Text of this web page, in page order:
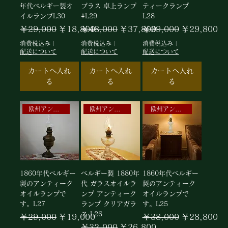
年代ベルギー製オ
イルランプL30
通常価格
￥29,000 セール価格
￥18,800
消費税込み |
配送について
カートへ入れ
る
ブラス 卓上ランプ
#L29
通常価格
￥48,000 セール価格
￥37,800
消費税込み |
配送について
カートへ入れ
る
ティークランプ
L28
通常価格
￥39,000 セール価格
￥29,800
消費税込み|
配送について
カートへ入れ
る
欧州アンティーク逸品
1860年代ベルギー
製のアンティーク
オイルランプで
す。L27
通常価格
￥29,000 セール価格
￥19,000
ベルギー製 1880年
代 ガラスオイルラ
ンプ アンティーク
ランプ クリアガラ
ス L26
1860年代ベルギー
製のアンティーク
オイルランプで
す。L25
通常価格
￥38,000 セール価格
￥28,800